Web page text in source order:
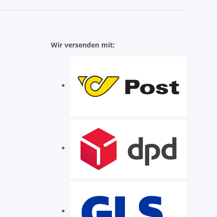
Wir versenden mit: